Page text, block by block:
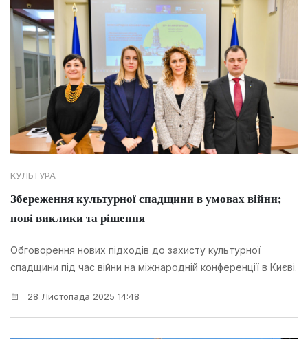
КУЛЬТУРА
Збереження культурної спадщини в умовах війни:
нові виклики та рішення
Обговорення нових підходів до захисту культурної
спадщини під час війни на міжнародній конференції в Києві.
28 Листопада 2025 14:48